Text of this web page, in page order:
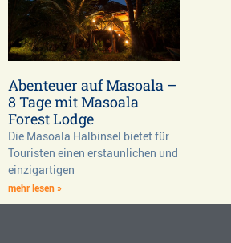
Abenteuer auf Masoala –
8 Tage mit Masoala
Forest Lodge
Die Masoala Halbinsel bietet für
Touristen einen erstaunlichen und
einzigartigen
mehr lesen »